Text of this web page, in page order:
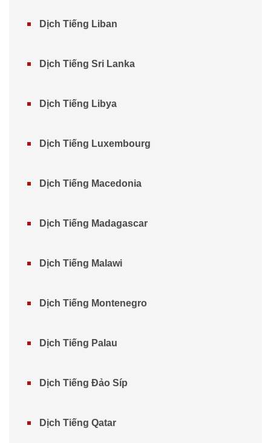
Dịch Tiếng Liban
Dịch Tiếng Sri Lanka
Dịch Tiếng Libya
Dịch Tiếng Luxembourg
Dịch Tiếng Macedonia
Dịch Tiếng Madagascar
Dịch Tiếng Malawi
Dịch Tiếng Montenegro
Dịch Tiếng Palau
Dịch Tiếng Đảo Síp
Dịch Tiếng Qatar